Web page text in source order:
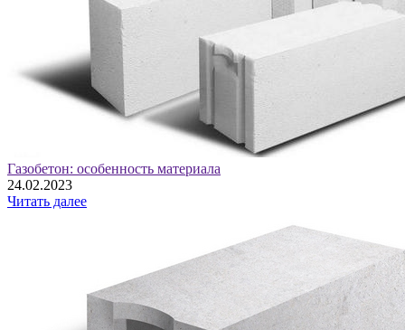
Газобетон: особенность материала
24.02.2023
Читать далее